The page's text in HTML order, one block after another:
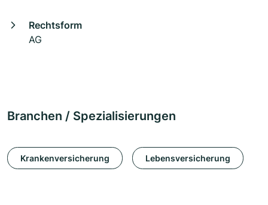
Rechtsform
AG
Branchen / Spezialisierungen
Krankenversicherung Lebensversicherung